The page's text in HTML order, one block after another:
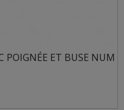
POIGNÉE ET BUSE NUM